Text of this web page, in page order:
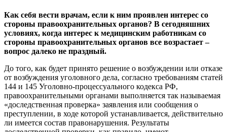
Как себя вести врачам, если к ним проявлен интерес со
стороны правоохранительных органов? В сегодняшних
условиях, когда интерес к медицинским работникам со
стороны правоохранительных органов все возрастает –
вопрос далеко не праздный.
До того, как будет принято решение о возбуждении или отказе
от возбуждения уголовного дела, согласно требованиям статей
144 и 145 Уголовно-процессуального кодекса РФ,
правоохранительными органами выполняется так называемая
«доследственная проверка» заявления или сообщения о
преступлении, в ходе которой устанавливается, действительно
ли имеется состав правонарушения. Результаты